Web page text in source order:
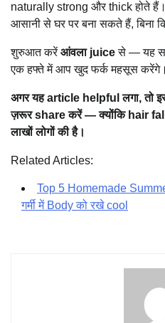
naturally strong और thick होते
आसानी से घर पर बना सकते हैं, बिना
शुरुआत करेंआंवला juiceसे — यह
एक हफ्ते में आप खुद फर्क महसूस करेंगे।
अगर यह article helpful लगा, तो
ज़रूर share करें — क्योंकि hair
लाखों लोगों की है।
Related Articles:
Top 5 Homemade
गर्मी में Body को रखे cool